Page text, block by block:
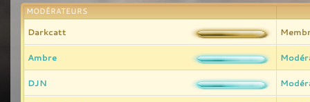
MODÉRATEURS
Darkcatt
Ambre
DJN